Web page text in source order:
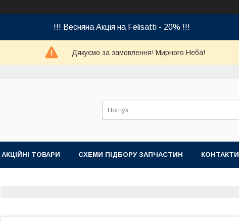
!!! Весняна Акція на Felisatti - 20% !!!
Дякуємо за замовлення! Мирного Неба!
АКЦІЙНІ ТОВАРИ СХЕМИ ПІДБОРУ ЗАПЧАСТИН КОНТАКТИ